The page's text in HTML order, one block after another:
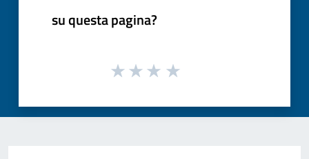
su questa pagina?